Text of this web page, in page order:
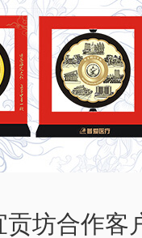
贡坊合作